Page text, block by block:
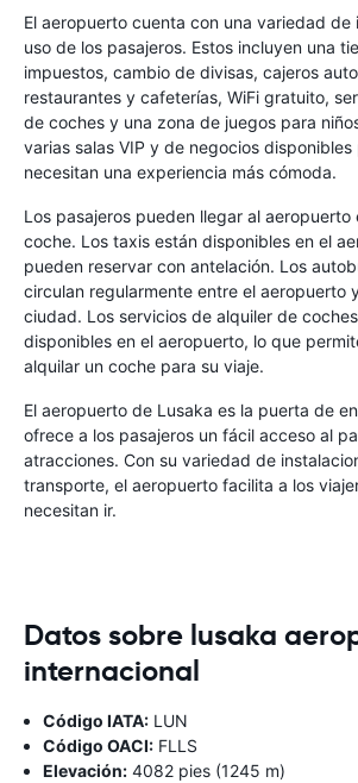
El aeropuerto cuenta con una variedad de
uso de los pasajeros. Estos incluyen una
impuestos, cambio de divisas, cajeros
restaurantes y cafeterías, WiFi gratuito,
de coches y una zona de juegos para
varias salas VIP y de negocios
necesitan una experiencia más cómoda.
Los pasajeros pueden llegar al
coche. Los taxis están disponibles en el
pueden reservar con antelación. Los
circulan regularmente entre el aeropuerto
ciudad. Los servicios de alquiler de
disponibles en el aeropuerto, lo que
alquilar un coche para su viaje.
El aeropuerto de Lusaka es la puerta de
ofrece a los pasajeros un fácil acceso al
atracciones. Con su variedad de
transporte, el aeropuerto facilita a los
necesitan ir.
Datos sobre lusaka
internacional
Código IATA: LUN
Código OACI: FLLS
Elevación: 4082 pies (1245 m)